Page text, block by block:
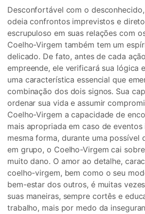
Desconfortável com o
odeia confrontos imprevistos e
escrupuloso em suas relações com
Coelho-Virgem também tem um
delicado. De fato, antes de cada
empreende, ele verificará sua lógica
uma característica essencial que
combinação dos dois signos. Sua
ordenar sua vida e assumir
Coelho-Virgem a capacidade de
mais apropriada em caso de eventos
mesma forma, durante uma possível
em grupo, o Coelho-Virgem cai
muito dano. O amor ao detalhe,
coelho-virgem, bem como o seu
bem-estar dos outros, é muitas
suas maneiras, sempre cortês e
trabalho, mais por medo da